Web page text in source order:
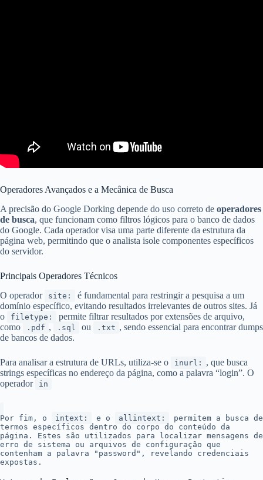
Operadores Avançados e a Mecânica de Busca
A precisão do Google Dorking depende do uso correto de operadores
de busca, que funcionam como filtros lógicos para o banco de dados
do Google. Cada operador visa uma parte diferente da estrutura da
página web, permitindo que o analista isole componentes específicos
do servidor.
Principais Operadores Técnicos
O operador
site:
é fundamental para restringir a pesquisa a um
domínio específico, evitando resultados irrelevantes de outros sites. Já
o
filetype:
permite filtrar resultados por extensões de arquivo,
como
.pdf , .sql ou .txt , sendo essencial para encontrar dumps
de bancos de dados.
Para analisar a estrutura de URLs, utiliza-se o inurl:
, que busca
strings específicas no endereço da página, como a palavra “login”. O
operador
in
Por fim, o intext: e o allintext:
permitem a busca de
termos específicos dentro do corpo do conteúdo da
página. Estes são utilizados para localizar mensagens de
erro de sistema ou arquivos de configuração que
contenham a palavra "password", revelando credenciais
expostas.